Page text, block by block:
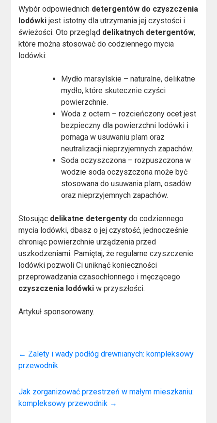
Wybór odpowiednich detergentów do czyszczenia
lodówki jest istotny dla utrzymania jej czystości i
świeżości. Oto przegląd delikatnych detergentów,
które można stosować do codziennego mycia
lodówki:
Mydło marsylskie – naturalne, delikatne
mydło, które skutecznie czyści
powierzchnie.
Woda z octem – rozcieńczony ocet jest
bezpieczny dla powierzchni lodówki i
pomaga w usuwaniu plam oraz
neutralizacji nieprzyjemnych zapachów.
Soda oczyszczona – rozpuszczona w
wodzie soda oczyszczona może być
stosowana do usuwania plam, osadów
oraz nieprzyjemnych zapachów.
Stosując delikatne detergenty do codziennego
mycia lodówki, dbasz o jej czystość, jednocześnie
chroniąc powierzchnie urządzenia przed
uszkodzeniami. Pamiętaj, że regularne czyszczenie
lodówki pozwoli Ci uniknąć konieczności
przeprowadzania czasochłonnego i męczącego
czyszczenia lodówki w przyszłości.
Artykuł sponsorowany.
← Zalety i wady podłóg drewnianych: kompleksowy
przewodnik
Jak zorganizować przestrzeń w małym mieszkaniu:
kompleksowy przewodnik →